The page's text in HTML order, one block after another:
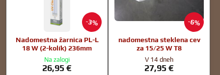
3%
Nadomestna žarnica PL-L
18 W (2-kolík) 236mm
Na zalogi
26,95 €
6%
nadomestna steklena cev
za 15/25 W T8
V 14 dneh
27,95 €